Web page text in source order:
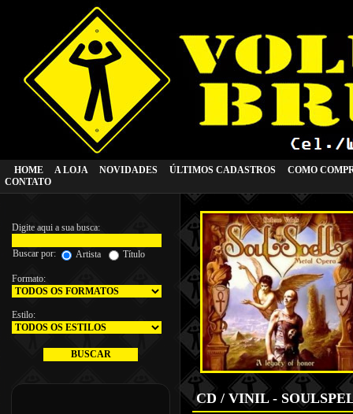
HOME A LOJA NOVIDADES ÚLTIMOS CADASTROS
COMO
CONTATO
Digite aqui a sua busca:
Buscar por: Artista Título
Formato:
Estilo:
CD / VINIL -